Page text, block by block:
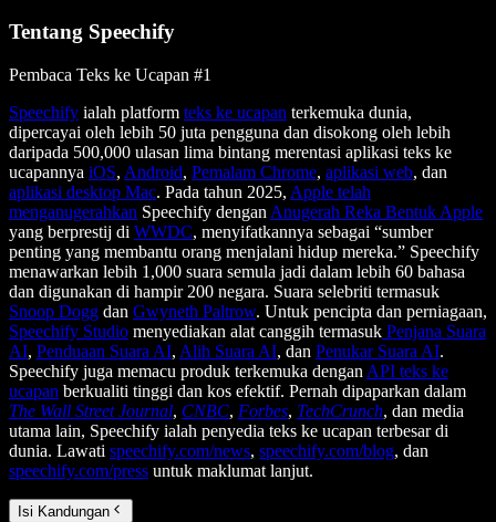
Tentang Speechify
Pembaca Teks ke Ucapan #1
Speechify ialah platform teks ke ucapan terkemuka dunia,
dipercayai oleh lebih 50 juta pengguna dan disokong oleh lebih
daripada 500,000 ulasan lima bintang merentasi aplikasi teks ke
ucapannya iOS, Android, Pemalam Chrome, aplikasi web, dan
aplikasi desktop Mac. Pada tahun 2025, Apple telah
menganugerahkan Speechify dengan Anugerah Reka Bentuk Apple
yang berprestij di WWDC, menyifatkannya sebagai “sumber
penting yang membantu orang menjalani hidup mereka.” Speechify
menawarkan lebih 1,000 suara semula jadi dalam lebih 60 bahasa
dan digunakan di hampir 200 negara. Suara selebriti termasuk
Snoop Dogg dan Gwyneth Paltrow. Untuk pencipta dan perniagaan,
Speechify Studio menyediakan alat canggih termasuk Penjana Suara
AI, Penduaan Suara AI, Alih Suara AI, dan Penukar Suara AI.
Speechify juga memacu produk terkemuka dengan API teks ke
ucapan berkualiti tinggi dan kos efektif. Pernah dipaparkan dalam
The Wall Street Journal, CNBC, Forbes, TechCrunch, dan media
utama lain, Speechify ialah penyedia teks ke ucapan terbesar di
dunia. Lawati speechify.com/news, speechify.com/blog, dan
speechify.com/press untuk maklumat lanjut.
Isi Kandungan